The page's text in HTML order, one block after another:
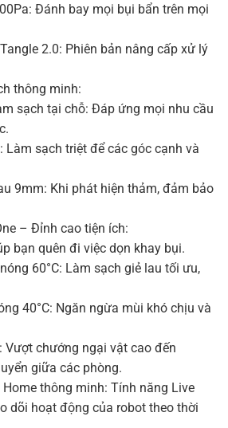
Đánh bay mọi bụi bẩn trên mọi
2.0: Phiên bản nâng cấp xử lý
thông minh:
sạch tại chỗ: Đáp ứng mọi nhu cầu
Làm sạch triệt để các góc cạnh và
9mm: Khi phát hiện thảm, đảm bảo
– Đỉnh cao tiện ích:
bạn quên đi việc dọn khay bụi.
60°C: Làm sạch giẻ lau tối ưu,
40°C: Ngăn ngừa mùi khó chịu và
Vượt chướng ngại vật cao đến
giữa các phòng.
thông minh: Tính năng Live
dõi hoạt động của robot theo thời